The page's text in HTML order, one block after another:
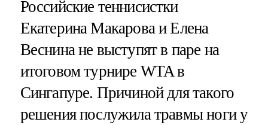
Российские теннисистки
Екатерина Макарова и Елена
Веснина не выступят в паре на
итоговом турнире WTA в
Сингапуре. Причиной для такого
решения послужила травмы ноги у